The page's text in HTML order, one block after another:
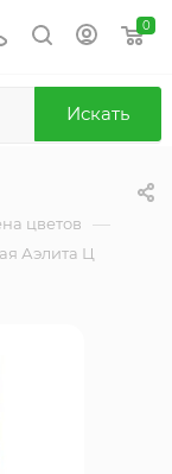
0
Искать
цветов —
Аэлита Ц